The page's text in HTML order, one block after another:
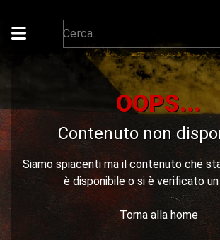
OOPS...
Contenuto non
Siamo spiacenti ma il contenuto che
è disponibile o si è verificato un
Torna alla home